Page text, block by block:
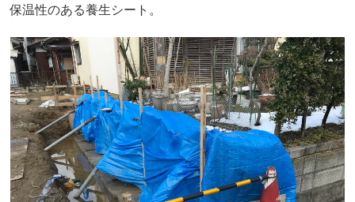
保温性のある養生シート。